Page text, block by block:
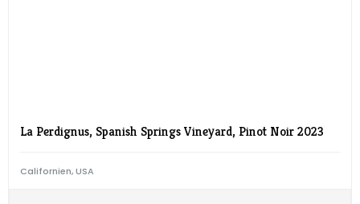
La Perdignus, Spanish Springs Vineyard, Pinot Noir 2023
Californien, USA